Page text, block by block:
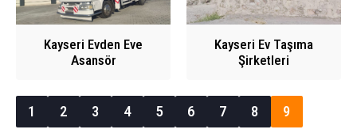
Kayseri Evden Eve
Asansör
Kayseri Ev Taşıma
Şirketleri
1 2 3 4 5 6 7 8 9